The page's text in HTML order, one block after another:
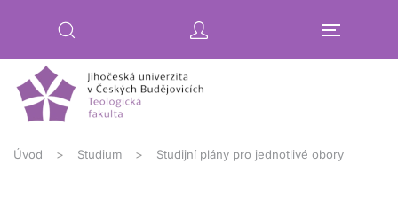
Úvod Studium Studijní plány pro jednotlivé obory